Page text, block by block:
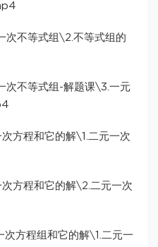
次不等式组\2.不等式组的
次不等式组-解题课\3.一元
方程和它的解\1.二元一次
方程和它的解\2.二元一次
方程组和它的解\1.二元一